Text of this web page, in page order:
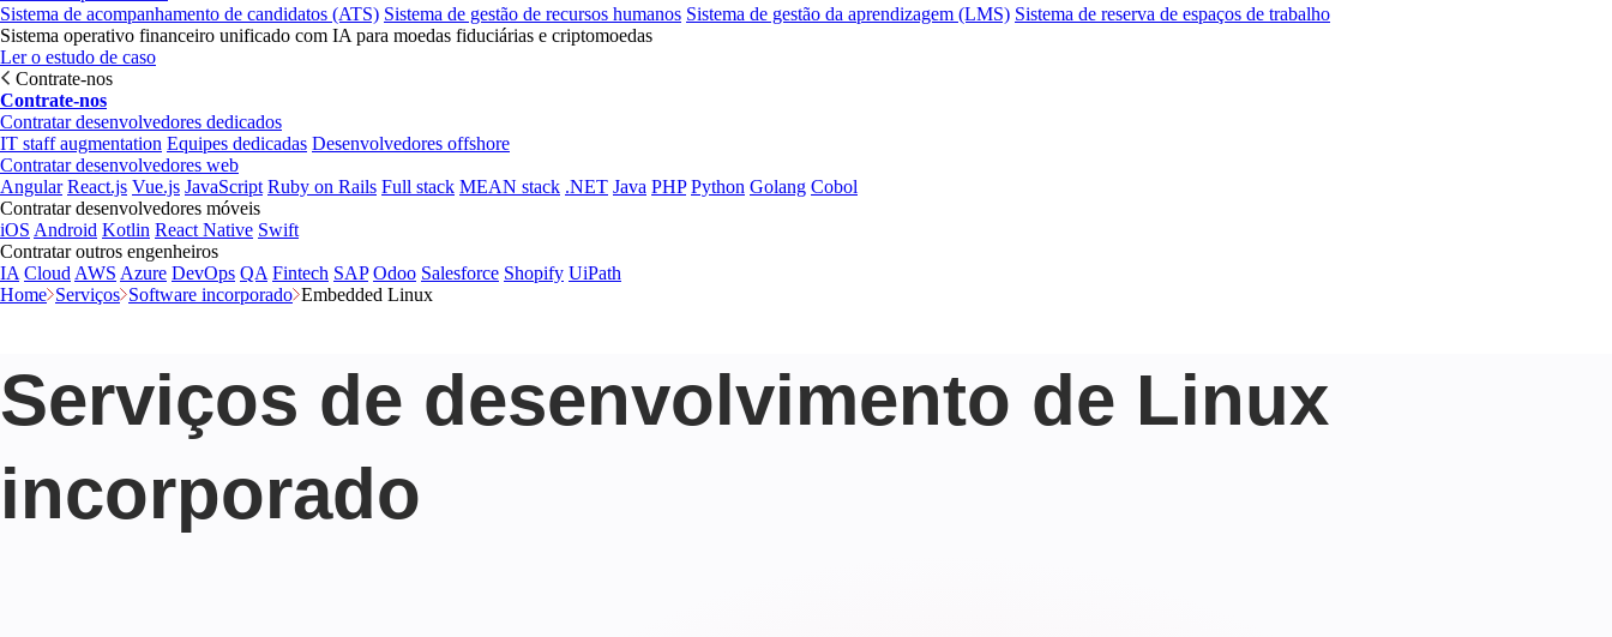
Sistema de acompanhamento de candidatos (ATS) Sistema de gestão de recursos humanos Sistema de gestão da aprendizagem (LMS) Sistema de reserva de espaços de trabalho
Sistema operativo financeiro unificado com IA para moedas fiduciárias e criptomoedas
Ler o estudo de caso
Contrate-nos
Contrate-nos
Contratar desenvolvedores dedicados
IT staff augmentation Equipes dedicadas Desenvolvedores offshore
Contratar desenvolvedores web
Angular React.js Vue.js JavaScript Ruby on Rails Full stack MEAN stack .NET Java PHP Python Golang Cobol
Contratar desenvolvedores móveis
iOS Android Kotlin React Native Swift
Contratar outros engenheiros
IA Cloud AWS Azure DevOps QA Fintech SAP Odoo Salesforce Shopify UiPath
Home Serviços Software incorporado Embedded Linux
Serviços de desenvolvimento de Linux
incorporado